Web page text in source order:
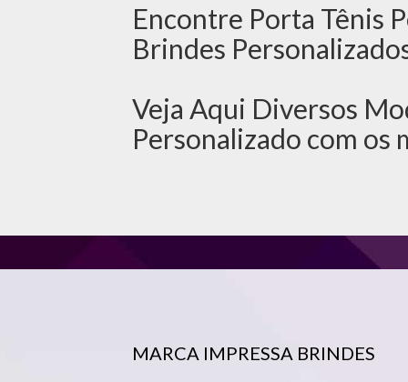
Encontre Porta Tênis
Brindes
Veja Aqui Diversos
Personalizado com os
MARCA IMPRESSA BRINDES